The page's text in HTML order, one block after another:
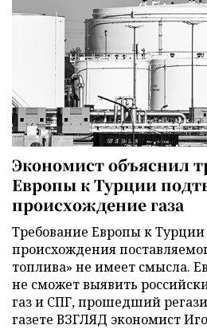
Экономист объяснил
Европы к Турции
происхождение газа
Требование Европы к Турции
происхождения
топлива» не имеет смысла.
не сможет выявить
газ и СПГ, прошедший
газете ВЗГЛЯД экономист